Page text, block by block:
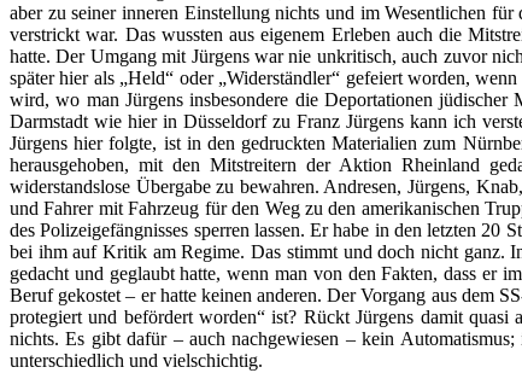
aber zu seiner inneren Einstellung nichts und im Wesentlichen
verstrickt war. Das wussten aus eigenem Erleben auch die
hatte. Der Umgang mit Jürgens war nie unkritisch, auch zuvor
später hier als „Held“ oder „Widerständler“ gefeiert worden,
wird, wo man Jürgens insbesondere die Deportationen jüdischer
Darmstadt wie hier in Düsseldorf zu Franz Jürgens kann ich
Jürgens hier folgte, ist in den gedruckten Materialien zum
herausgehoben, mit den Mitstreitern der Aktion Rheinland
widerstandslose Übergabe zu bewahren. Andresen, Jürgens,
und Fahrer mit Fahrzeug für den Weg zu den amerikanischen
des Polizeigefängnisses sperren lassen. Er habe in den letzten
bei ihm auf Kritik am Regime. Das stimmt und doch nicht ganz.
gedacht und geglaubt hatte, wenn man von den Fakten, dass er
Beruf gekostet – er hatte keinen anderen. Der Vorgang aus dem
protegiert und befördert worden“ ist? Rückt Jürgens damit
nichts. Es gibt dafür – auch nachgewiesen – kein
unterschiedlich und vielschichtig.